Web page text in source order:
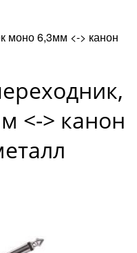
моно 6,3мм <-> канон
<-> канон